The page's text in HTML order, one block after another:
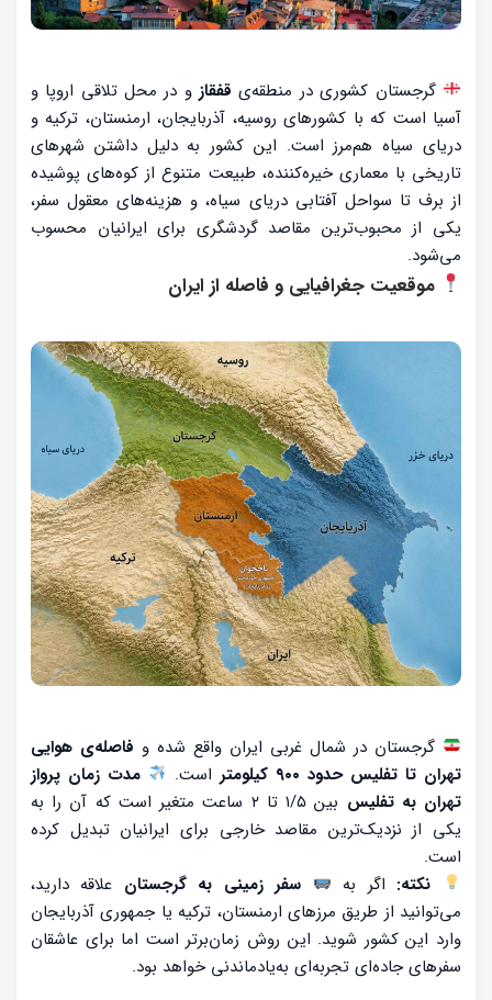
گرجستان کشوری در منطقه‌ی قفقاز و در محل تلاقی اروپا و
آسیا است که با کشورهای روسیه، آذربایجان، ارمنستان، ترکیه و
دریای سیاه هم‌مرز است. این کشور به دلیل داشتن شهرهای
تاریخی با معماری خیره‌کننده، طبیعت متنوع از کوه‌های پوشیده
از برف تا سواحل آفتابی دریای سیاه، و هزینه‌های معقول سفر،
یکی از محبوب‌ترین مقاصد گردشگری برای ایرانیان محسوب
می‌شود.
موقعیت جغرافیایی و فاصله از ایران
گرجستان در شمال غربی ایران واقع شده و فاصله‌ی هوایی
تهران تا تفلیس حدود ۹۰۰ کیلومتر
است.
مدت زمان پرواز
تهران به تفلیس
بین ۱/۵ تا ۲ ساعت متغیر است که آن را به
یکی از نزدیک‌ترین مقاصد خارجی برای ایرانیان تبدیل کرده
است.
نکته: اگر به سفر زمینی به گرجستان علاقه دارید،
می‌توانید از طریق مرزهای ارمنستان، ترکیه یا جمهوری آذربایجان
وارد این کشور شوید. این روش زمان‌برتر است اما برای عاشقان
سفرهای جاده‌ای تجربه‌ای به‌یادماندنی خواهد بود.